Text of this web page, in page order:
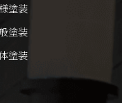
塗装
塗装
塗装